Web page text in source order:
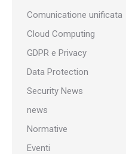
Comunicatione unificata
Cloud Computing
GDPR e Privacy
Data Protection
Security News
news
Normative
Eventi